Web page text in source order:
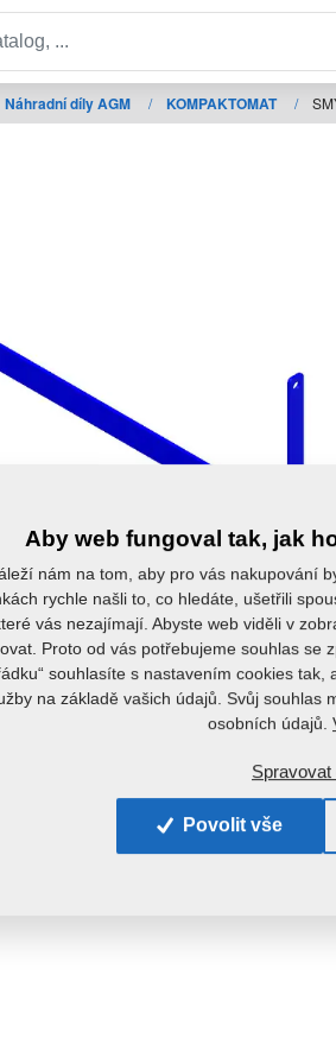
Náhradní díly AGM / KOMPAKTOMAT /
Aby web fungoval tak, jak
nám na tom, aby pro vás nakupování
rychle našli to, co hledáte, ušetřili
vás nezajímají. Abyste web viděli v
Proto od vás potřebujeme souhlas se
souhlasíte s nastavením cookies
na základě vašich údajů. Svůj souhlas
osobních údajů.
Spravovat
Povolit vše